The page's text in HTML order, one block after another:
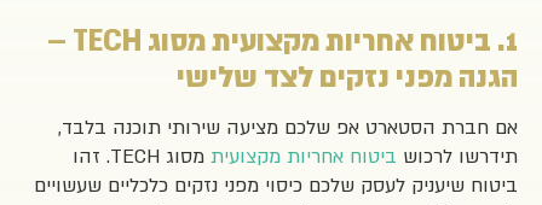
1. ביטוח אחריות מקצועית מסוג TECH –
הגנה מפני נזקים לצד שלישי
אם חברת הסטארט אפ שלכם מציעה שירותי תוכנה בלבד,
תידרשו לרכוש ביטוח אחריות מקצועית
מסוג TECH. זהו
ביטוח שיעניק לעסק שלכם כיסוי מפני נזקים כלכליים שעשויים